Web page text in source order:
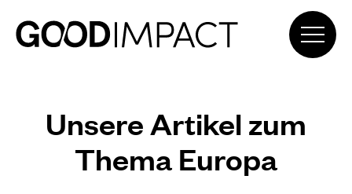
Unsere Artikel zum
Thema Europa